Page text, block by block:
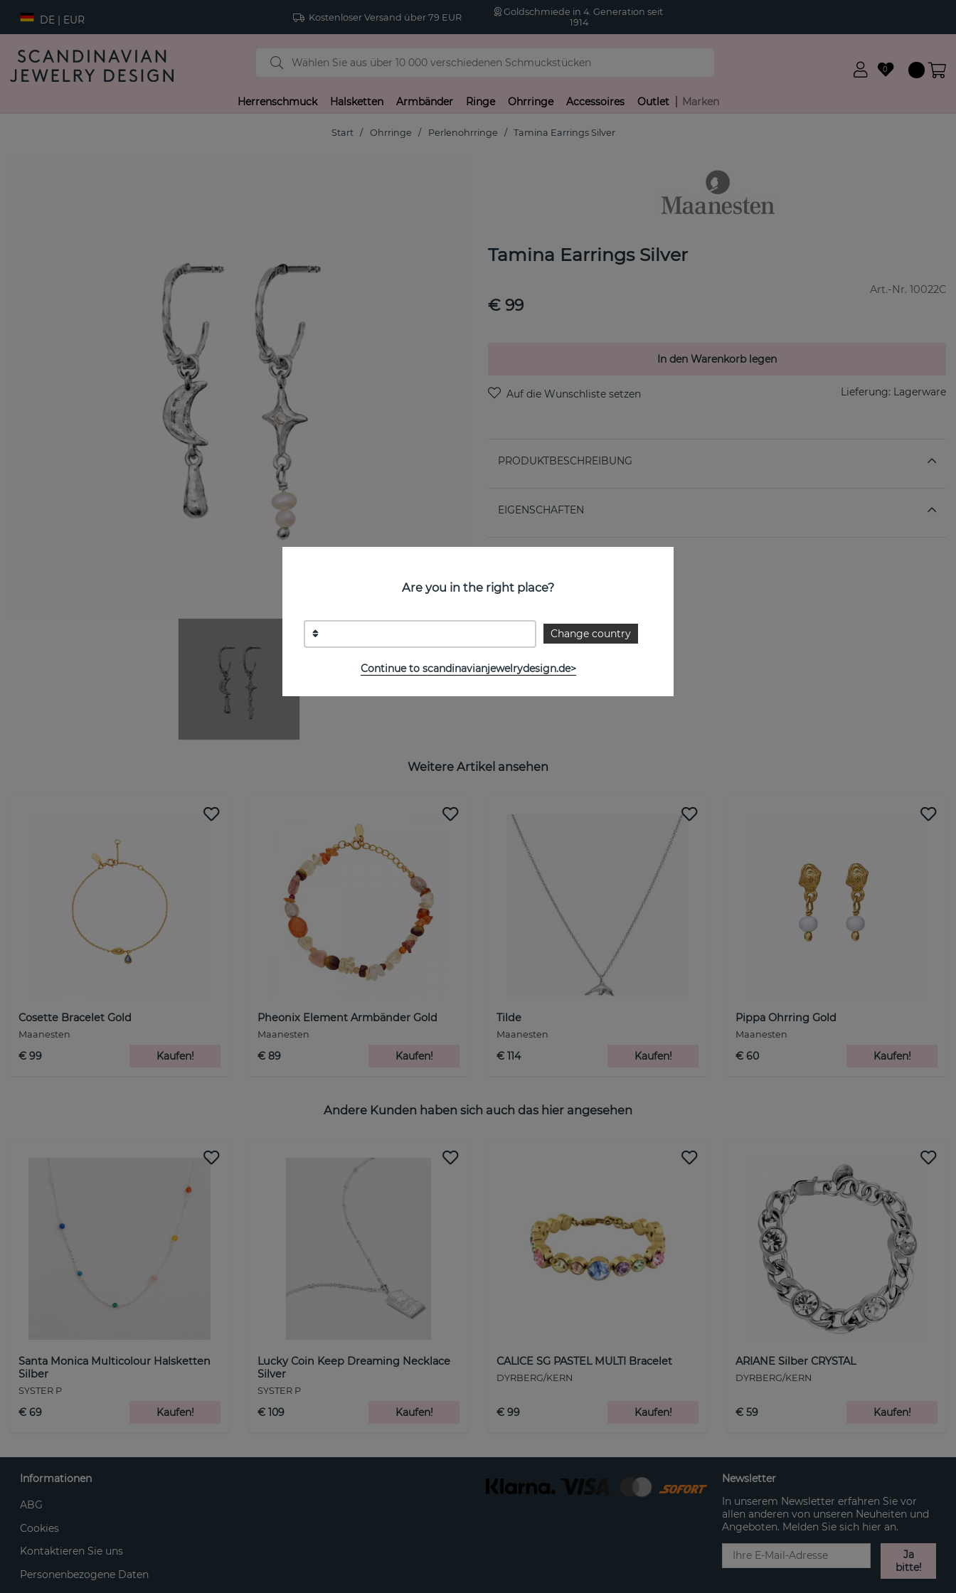
DE | EUR Kostenloser Versand über 79 EUR
Goldschmiede in 4. Generation seit
1914
0
Herrenschmuck Halsketten Armbänder Ringe Ohrringe Accessoires Outlet Marken
Start Ohrringe Perlenohrringe Tamina Earrings Silver
Tamina Earrings Silver
Art.-Nr. 10022C
€ 99
In den Warenkorb legen
Lieferung: Lagerware
PRODUKTBESCHREIBUNG
EIGENSCHAFTEN
Weitere Artikel ansehen
Cosette Bracelet Gold
Maanesten
€ 99 Kaufen!
Pheonix Element Armbänder Gold
Maanesten
€ 89 Kaufen!
Tilde
Maanesten
€ 114 Kaufen!
Pippa Ohrring Gold
Maanesten
€ 60 Kaufen!
Andere Kunden haben sich auch das hier angesehen
Santa Monica Multicolour Halsketten
Silber
SYSTER P
€ 69 Kaufen!
Lucky Coin Keep Dreaming Necklace
Silver
SYSTER P
€ 109 Kaufen!
CALICE SG PASTEL MULTI Bracelet
DYRBERG/KERN
€ 99 Kaufen!
ARIANE Silber CRYSTAL
DYRBERG/KERN
€ 59 Kaufen!
Are you in the right place?
Change country
Continue to scandinavianjewelrydesign.de>
Informationen
ABG
Cookies
Kontaktieren Sie uns
Personenbezogene Daten
Newsletter
In unserem Newsletter erfahren Sie vor
allen anderen von unseren Neuheiten und
Angeboten. Melden Sie sich hier an.
Ja
bitte!